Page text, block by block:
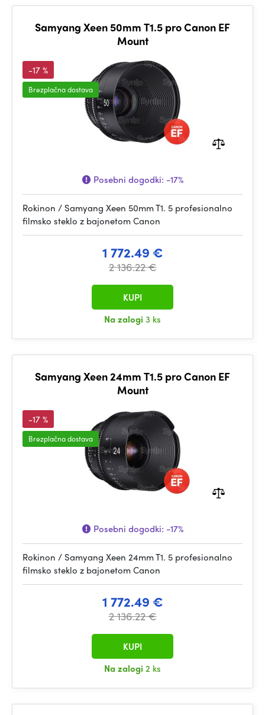
Samyang Xeen 50mm T1.5 pro Canon EF
Mount
-17 %
Brezplačna dostava
Posebni dogodki: -17%
Rokinon / Samyang Xeen 50mm T1. 5 profesionalno
filmsko steklo z bajonetom Canon
1 772.49 €
2 136.22 €
Na zalogi 3 ks
KUPI
Samyang Xeen 24mm T1.5 pro Canon EF
Mount
-17 %
Brezplačna dostava
Posebni dogodki: -17%
Rokinon / Samyang Xeen 24mm T1. 5 profesionalno
filmsko steklo z bajonetom Canon
1 772.49 €
2 136.22 €
Na zalogi 2 ks
KUPI